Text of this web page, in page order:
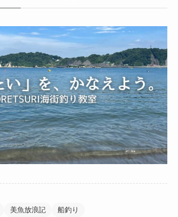
美魚放浪記 船釣り